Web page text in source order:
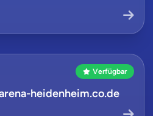
Verfügbar
heidenheim.co.de